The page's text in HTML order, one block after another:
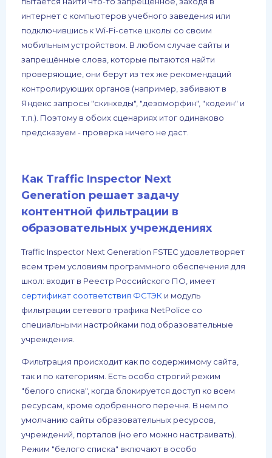
интернет с компьютеров учебного заведения или
подключившись к Wi-Fi-сетке школы со своим
мобильным устройством. В любом случае сайты и
запрещённые слова, которые пытаются найти
проверяющие, они берут из тех же рекомендаций
контролирующих органов (например, забивают в
Яндекс запросы "скинхеды", "дезоморфин", "кодеин" и
т.п.). Поэтому в обоих сценариях итог одинаково
предсказуем - проверка ничего не даст.
Как Traffic Inspector Next
Generation решает задачу
контентной фильтрации в
образовательных учреждениях
Traffic Inspector Next Generation FSTEC удовлетворяет
всем трем условиям программного обеспечения для
школ: входит в Реестр Российского ПО, имеет
сертификат соответствия ФСТЭК и модуль
фильтрации сетевого трафика NetPolice со
специальными настройками под образовательные
учреждения.
Фильтрация происходит как по содержимому сайта,
так и по категориям. Есть особо строгий режим
"белого списка", когда блокируется доступ ко всем
ресурсам, кроме одобренного перечня. В нем по
умолчанию сайты образовательных ресурсов,
учреждений, порталов (но его можно настраивать).
Режим "белого списка" включают в особо